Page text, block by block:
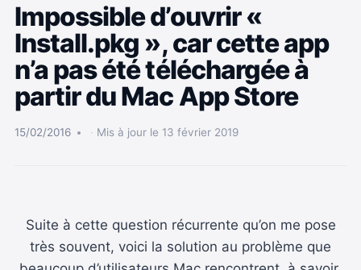
Impossible d’ouvrir «
Install.pkg », car cette app
n’a pas été téléchargée à
partir du Mac App Store
15/02/2016 Mis à jour le 13 février 2019
Suite à cette question récurrente qu’on me pose
très souvent, voici la solution au problème que